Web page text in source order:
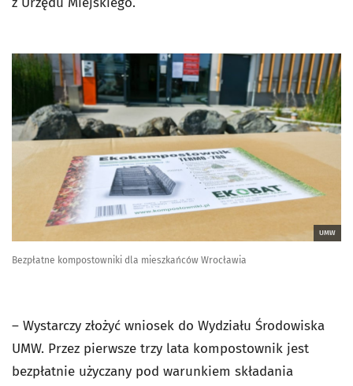
UMW
Bezpłatne kompostowniki dla mieszkańców Wrocławia
– Wystarczy złożyć wniosek do Wydziału Środowiska
UMW. Przez pierwsze trzy lata kompostownik jest
bezpłatnie użyczany pod warunkiem składania